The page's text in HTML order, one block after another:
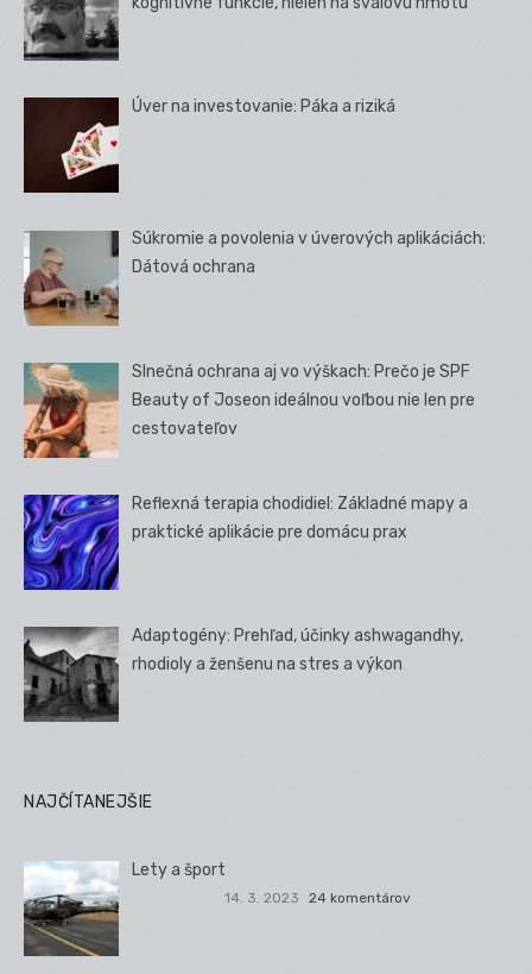
Úver na investovanie: Páka a riziká
Súkromie a povolenia v úverových aplikáciách:
Dátová ochrana
Slnečná ochrana aj vo výškach: Prečo je SPF
Beauty of Joseon ideálnou voľbou nie len pre
cestovateľov
Reflexná terapia chodidiel: Základné mapy a
praktické aplikácie pre domácu prax
Adaptogény: Prehľad, účinky ashwagandhy,
rhodioly a ženšenu na stres a výkon
NAJČÍTANEJŠIE
Lety a šport
14. 3. 2023 24 komentárov